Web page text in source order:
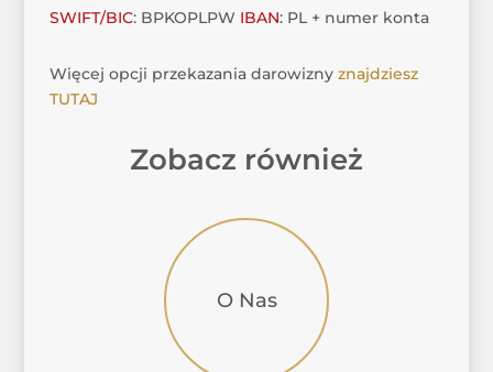
SWIFT/BIC: BPKOPLPW IBAN: PL + numer konta
Więcej opcji przekazania darowizny znajdziesz
TUTAJ
Zobacz również
O Nas